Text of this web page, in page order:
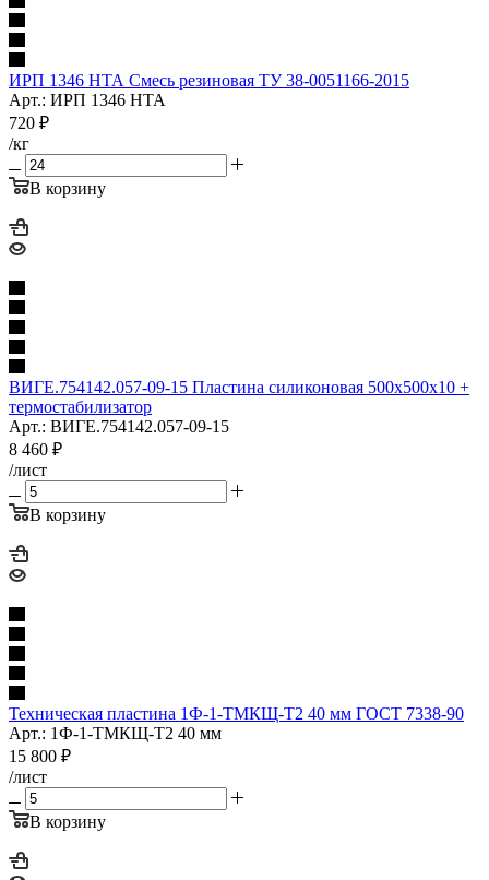
ИРП 1346 НТА Смесь резиновая ТУ 38-0051166-2015
Арт.: ИРП 1346 НТА
720 ₽
/кг
В корзину
ВИГЕ.754142.057-09-15 Пластина силиконовая 500х500х10 +
термостабилизатор
Арт.: ВИГЕ.754142.057-09-15
8 460 ₽
/лист
В корзину
Техническая пластина 1Ф-1-ТМКЩ-Т2 40 мм ГОСТ 7338-90
Арт.: 1Ф-1-ТМКЩ-Т2 40 мм
15 800 ₽
/лист
В корзину